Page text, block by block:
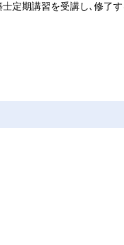
定期講習を受講し､修了す